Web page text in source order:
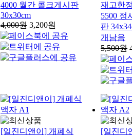
4000 월간 콜크게시판
30x30cm
4,000원 3,200원
재고한
5500 정
판
개남음
5,500원
[일진디앤이] 개폐식
[일진디